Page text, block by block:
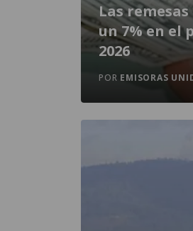
Las
un 7% en el
2026
POR EMISORAS